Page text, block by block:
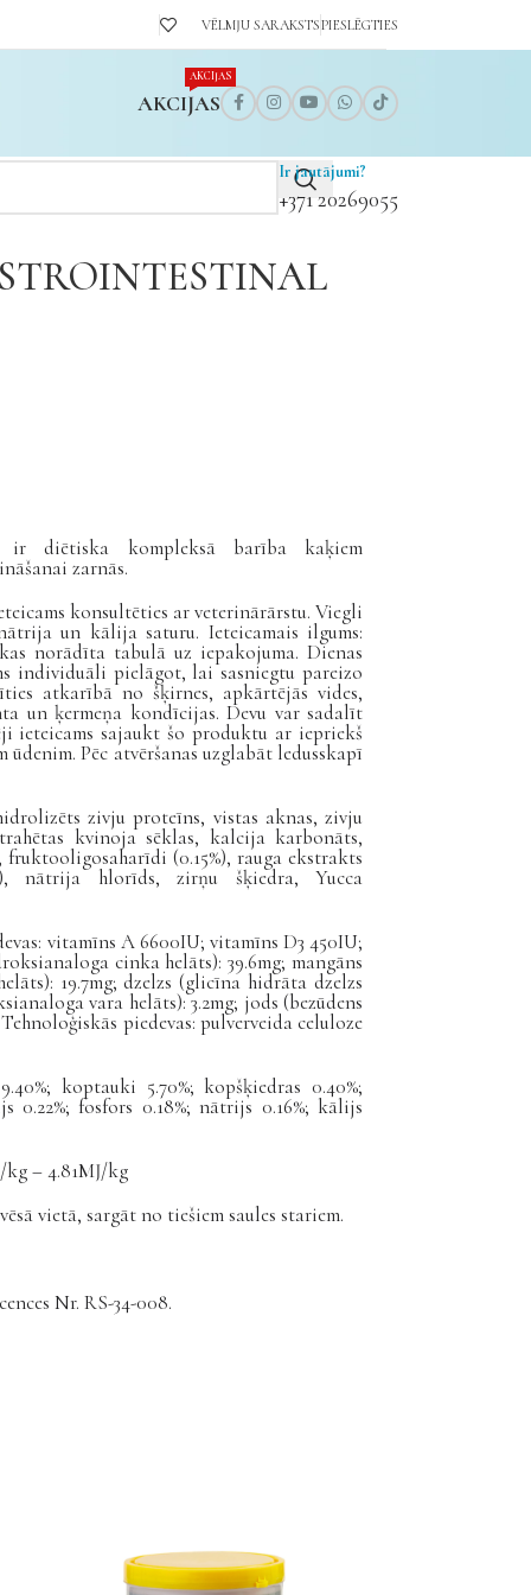
VĒLMJU SARAKSTSPIESLĒGTIES
AKCIJAS
AKCIJAS
Ir jautājumi?
+371 20269055
ir diētiska kompleksā barība kaķiem
zarnās.
konsultēties ar veterinārārstu. Viegli
un kālija saturu. Ieteicamais ilgums:
norādīta tabulā uz iepakojuma. Dienas
individuāli pielāgot, lai sasniegtu pareizo
atkarībā no šķirnes, apkārtējās vides,
un ķermeņa kondīcijas. Devu var sadalīt
ieteicams sajaukt šo produktu ar iepriekš
Pēc atvēršanas uzglabāt ledusskapī
zivju proteīns, vistas aknas, zivju
kvinoja sēklas, kalcija karbonāts,
(0.15%), rauga ekstrakts
nātrija hlorīds, zirņu šķiedra, Yucca
vitamīns A 6600IU; vitamīns D3 450IU;
cinka helāts): 39.6mg; mangāns
19.7mg; dzelzs (glicīna hidrāta dzelzs
vara helāts): 3.2mg; jods (bezūdens
piedevas: pulverveida celuloze
koptauki 5.70%; kopšķiedras 0.40%;
0.22%; fosfors 0.18%; nātrijs 0.16%; kālijs
kg – 4.81MJ/kg
vietā, sargāt no tiešiem saules stariem.
Nr. RS-34-008.